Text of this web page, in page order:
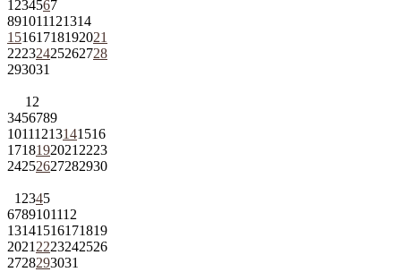
1 234567
891011121314
15161718192021
22232425262728
293031
1 2
3456789
10111213141516
1718192021 2223
24252627282930
1 2345
6789101112
13141516171819
2021 2223242526
2728293031